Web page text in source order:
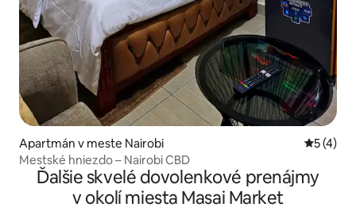
Apartmán v meste Nairobi
5 (4)
Mestské hniezdo – Nairobi CBD
Ďalšie skvelé dovolenkové prenájmy
v okolí miesta Masai Market